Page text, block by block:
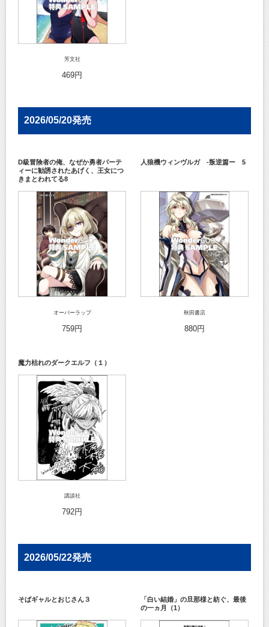
芳文社
469円
2026/05/20発売
D級冒険者の俺、なぜか勇者パーテ
ィーに勧誘されたあげく、王女につ
きまとわれてる8
オーバーラップ
759円
人狼機ウィンヴルガ -叛逆篇ー 5
秋田書店
880円
魔力枯れのダークエルフ（１）
講談社
792円
2026/05/22発売
そばギャルとおじさん３
「白い結婚」の旦那様と紡ぐ、最後
の一ヵ月（1）